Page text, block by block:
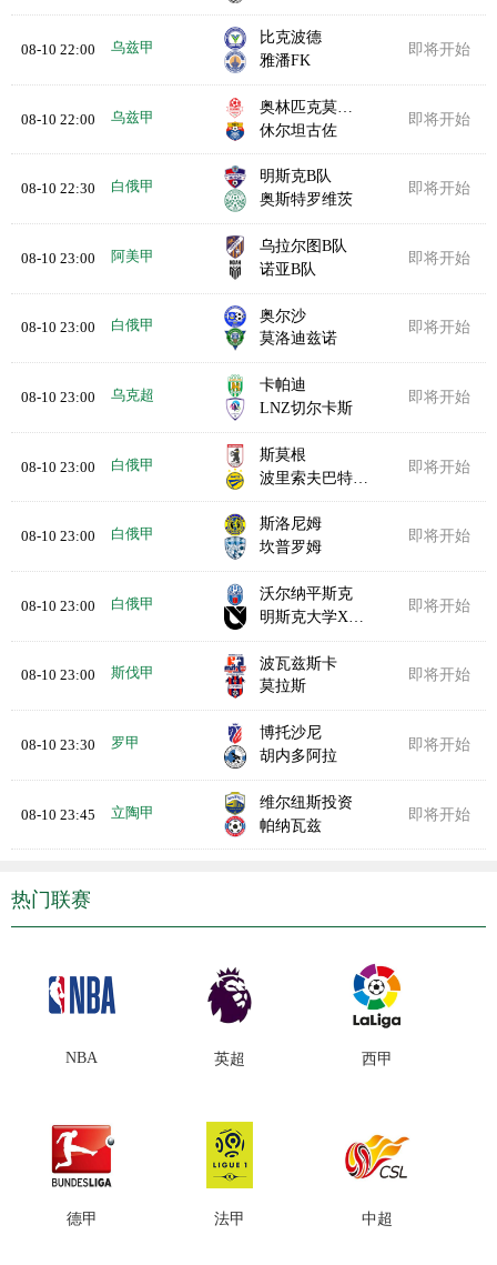
08-10 22:00 乌兹甲
比克波德
雅潘FK
即将开始
08-10 22:00 乌兹甲
奥林匹克莫比兹
休尔坦古佐
即将开始
08-10 22:30 白俄甲
明斯克B队
奥斯特罗维茨
即将开始
08-10 23:00 阿美甲
乌拉尔图B队
诺亚B队
即将开始
08-10 23:00 白俄甲
奥尔沙
莫洛迪兹诺
即将开始
08-10 23:00 乌克超
卡帕迪
LNZ切尔卡斯
即将开始
08-10 23:00 白俄甲
斯莫根
波里索夫巴特B队
即将开始
08-10 23:00 白俄甲
斯洛尼姆
坎普罗姆
即将开始
08-10 23:00 白俄甲
沃尔纳平斯克
明斯克大学X实验室
即将开始
08-10 23:00 斯伐甲
波瓦兹斯卡
莫拉斯
即将开始
08-10 23:30 罗甲
博托沙尼
胡内多阿拉
即将开始
08-10 23:45 立陶甲
维尔纽斯投资
帕纳瓦兹
即将开始
热门联赛
NBA 英超 西甲
德甲 法甲 中超